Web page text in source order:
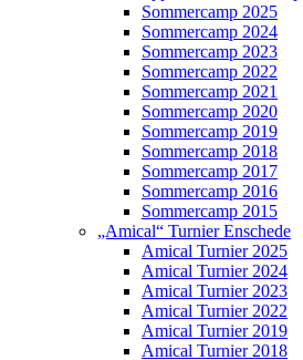
Sommercamp 2025
Sommercamp 2024
Sommercamp 2023
Sommercamp 2022
Sommercamp 2021
Sommercamp 2020
Sommercamp 2019
Sommercamp 2018
Sommercamp 2017
Sommercamp 2016
Sommercamp 2015
„Amical“ Turnier Enschede
Amical Turnier 2025
Amical Turnier 2024
Amical Turnier 2023
Amical Turnier 2022
Amical Turnier 2019
Amical Turnier 2018